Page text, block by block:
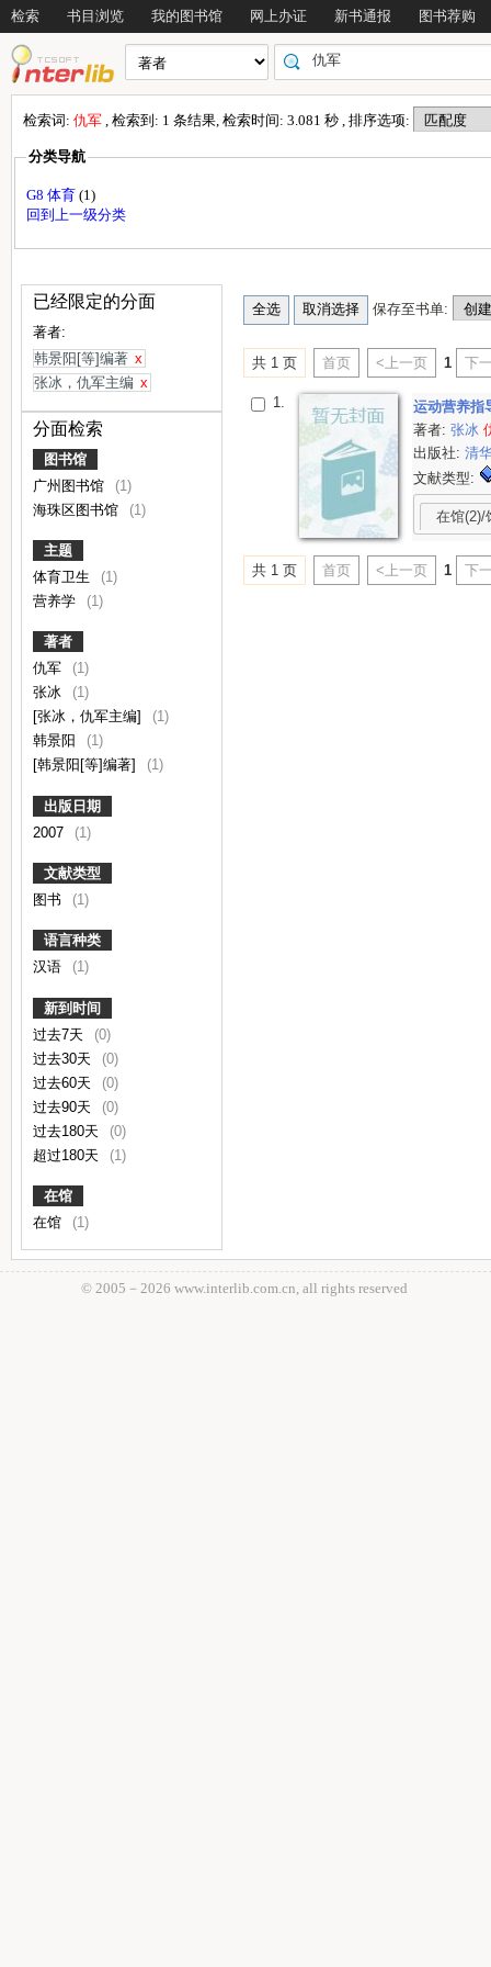
检索 书目浏览 我的图书馆 网上办证 新书通报 图书荐购
检索词: 仇军 , 检索到: 1 条结果, 检索时间: 3.081 秒 , 排序选项:
分类导航
G8 体育 (1)
回到上一级分类
已经限定的分面
著者:
韩景阳[等]编著 x
张冰，仇军主编 x
分面检索
图书馆
广州图书馆
(1)
海珠区图书馆
(1)
主题
体育卫生
(1)
营养学
(1)
著者
仇军
(1)
张冰
(1)
[张冰，仇军主编]
(1)
韩景阳
(1)
[韩景阳[等]编著]
(1)
出版日期
2007
(1)
文献类型
图书
(1)
语言种类
汉语
(1)
新到时间
过去7天
(0)
过去30天
(0)
过去60天
(0)
过去90天
(0)
过去180天
(0)
超过180天
(1)
在馆
在馆
(1)
保存至书单:
共 1 页 首页 <上一页 1 下
1.
运动营养指
著者:张冰
出版社:清
文献类型:
在馆(2)/
共 1 页 首页 <上一页 1 下
© 2005－ 2026 www.interlib.com.cn, all rights reserved